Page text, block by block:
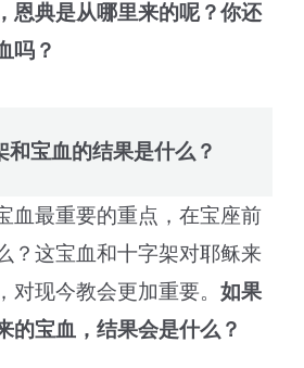
恩典是从哪里来的呢？你还
吗？
和宝血的结果是什么？
血最重要的重点，在宝座前
？这宝血和十字架对耶稣来
对现今教会更加重要。如果
的宝血，结果会是什么？